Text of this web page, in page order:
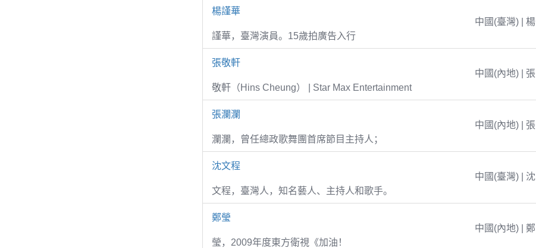
楊謹華
中國(臺灣) | 楊
謹華，臺灣演員。15歲拍廣告入行
張敬軒
中國(內地) | 張
敬軒（Hins Cheung） | Star Max Entertainment
張瀾瀾
中國(內地) | 張
瀾瀾，曾任總政歌舞團首席節目主持人；
沈文程
中國(臺灣) | 沈
文程，臺灣人，知名藝人、主持人和歌手。
鄭瑩
中國(內地) | 鄭
瑩，2009年度東方衛視《加油！